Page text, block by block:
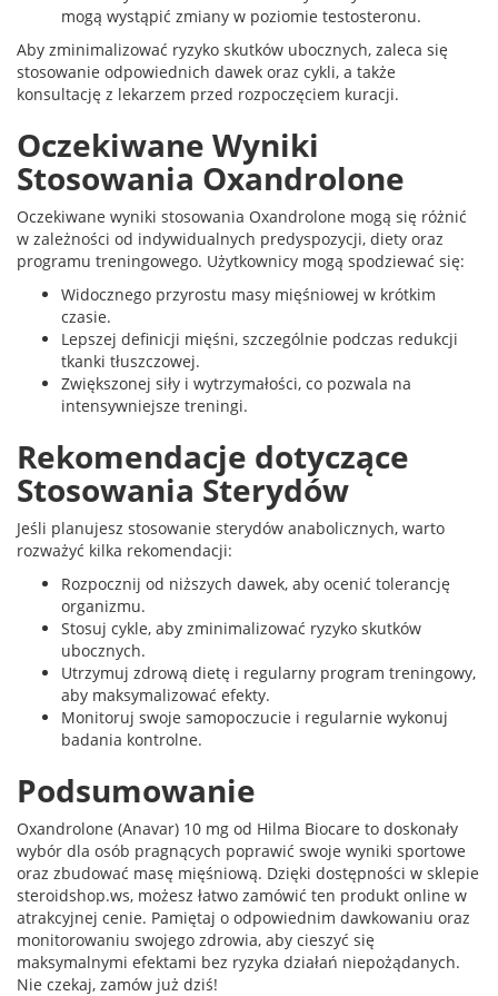
mogą wystąpić zmiany w poziomie testosteronu.
Aby zminimalizować ryzyko skutków ubocznych, zaleca się
stosowanie odpowiednich dawek oraz cykli, a także
konsultację z lekarzem przed rozpoczęciem kuracji.
Oczekiwane Wyniki
Stosowania Oxandrolone
Oczekiwane wyniki stosowania Oxandrolone mogą się różnić
w zależności od indywidualnych predyspozycji, diety oraz
programu treningowego. Użytkownicy mogą spodziewać się:
Widocznego przyrostu masy mięśniowej w krótkim
czasie.
Lepszej definicji mięśni, szczególnie podczas redukcji
tkanki tłuszczowej.
Zwiększonej siły i wytrzymałości, co pozwala na
intensywniejsze treningi.
Rekomendacje dotyczące
Stosowania Sterydów
Jeśli planujesz stosowanie sterydów anabolicznych, warto
rozważyć kilka rekomendacji:
Rozpocznij od niższych dawek, aby ocenić tolerancję
organizmu.
Stosuj cykle, aby zminimalizować ryzyko skutków
ubocznych.
Utrzymuj zdrową dietę i regularny program treningowy,
aby maksymalizować efekty.
Monitoruj swoje samopoczucie i regularnie wykonuj
badania kontrolne.
Podsumowanie
Oxandrolone (Anavar) 10 mg od Hilma Biocare to doskonały
wybór dla osób pragnących poprawić swoje wyniki sportowe
oraz zbudować masę mięśniową. Dzięki dostępności w sklepie
steroidshop.ws, możesz łatwo zamówić ten produkt online w
atrakcyjnej cenie. Pamiętaj o odpowiednim dawkowaniu oraz
monitorowaniu swojego zdrowia, aby cieszyć się
maksymalnymi efektami bez ryzyka działań niepożądanych.
Nie czekaj, zamów już dziś!